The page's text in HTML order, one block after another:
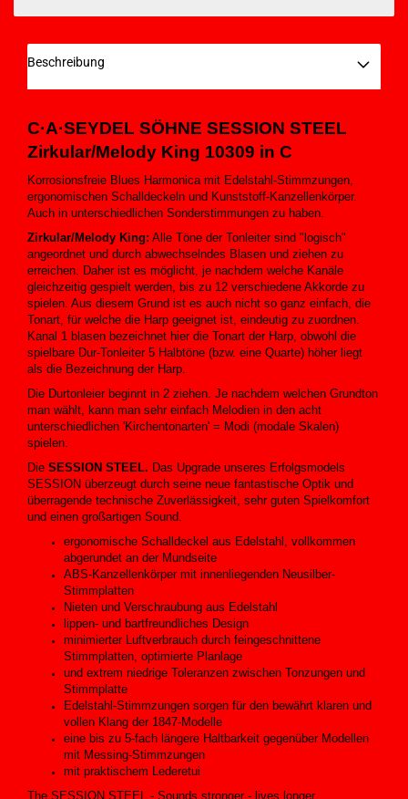
Beschreibung
C·A·SEYDEL SÖHNE SESSION STEEL
Zirkular/Melody King 10309 in C
Korrosionsfreie Blues Harmonica mit Edelstahl-Stimmzungen,
ergonomischen Schalldeckeln und Kunststoff-Kanzellenkörper.
Auch in unterschiedlichen Sonderstimmungen zu haben.
Zirkular/Melody King: Alle Töne der Tonleiter sind "logisch"
angeordnet und durch abwechselndes Blasen und ziehen zu
erreichen. Daher ist es möglicht, je nachdem welche Kanäle
gleichzeitig gespielt werden, bis zu 12 verschiedene Akkorde zu
spielen. Aus diesem Grund ist es auch nicht so ganz einfach, die
Tonart, für welche die Harp geeignet ist, eindeutig zu zuordnen.
Kanal 1 blasen bezeichnet hier die Tonart der Harp, obwohl die
spielbare Dur-Tonleiter 5 Halbtöne (bzw. eine Quarte) höher liegt
als die Bezeichnung der Harp.
Die Durtonleier beginnt in 2 ziehen. Je nachdem welchen Grundton
man wählt, kann man sehr einfach Melodien in den acht
unterschiedlichen 'Kirchentonarten' = Modi (modale Skalen)
spielen.
Die SESSION STEEL. Das Upgrade unseres Erfolgsmodels
SESSION überzeugt durch seine neue fantastische Optik und
überragende technische Zuverlässigkeit, sehr guten Spielkomfort
und einen großartigen Sound.
ergonomische Schalldeckel aus Edelstahl, vollkommen
abgerundet an der Mundseite
ABS-Kanzellenkörper mit innenliegenden Neusilber-
Stimmplatten
Nieten und Verschraubung aus Edelstahl
lippen- und bartfreundliches Design
minimierter Luftverbrauch durch feingeschnittene
Stimmplatten, optimierte Planlage
und extrem niedrige Toleranzen zwischen Tonzungen und
Stimmplatte
Edelstahl-Stimmzungen sorgen für den bewährt klaren und
vollen Klang der 1847-Modelle
eine bis zu 5-fach längere Haltbarkeit gegenüber Modellen
mit Messing-Stimmzungen
mit praktischem Lederetui
The SESSION STEEL - Sounds stronger - lives longer